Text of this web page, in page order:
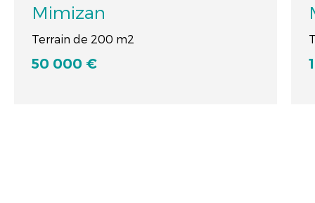
Mimizan
Terrain de 200 m2
50 000 €